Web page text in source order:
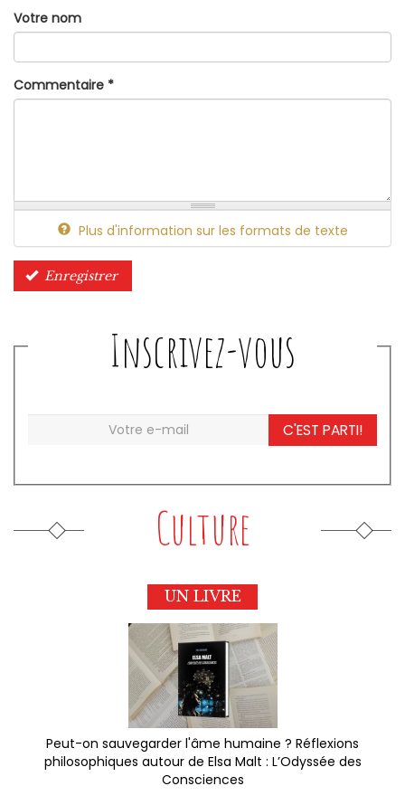
Votre nom
Commentaire *
Plus d'information sur les formats de texte
Enregistrer
Inscrivez-vous
C'EST PARTI!
Culture
UN LIVRE
Peut-on sauvegarder l'âme humaine ? Réflexions
philosophiques autour de Elsa Malt : L’Odyssée des
Consciences